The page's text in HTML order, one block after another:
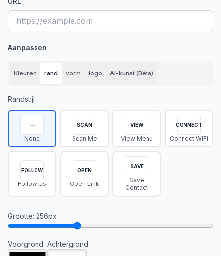
Aanpassen
Kleuren rand vorm logo AI-kunst (Bèta)
Randstijl
—
None
SCAN
Scan Me
VIEW
View Menu
CONNECT
Connect WiFi
FOLLOW
Follow Us
OPEN
Open Link
SAVE
Save
Contact
Grootte: 256px
Voorgrond Achtergrond